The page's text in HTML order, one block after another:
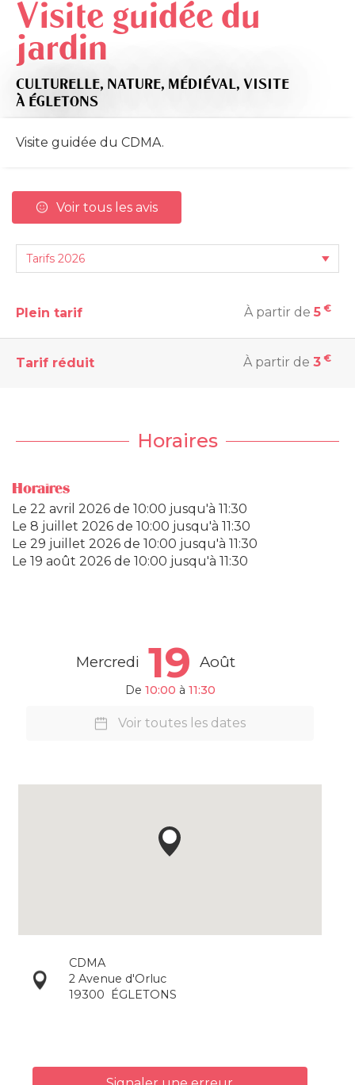
Visite guidée du
jardin
CULTURELLE, NATURE, MÉDIÉVAL, VISITE
À ÉGLETONS
Visite guidée du CDMA.
Voir tous les avis
Plein tarif À partir de 5 €
Tarif réduit À partir de 3 €
Horaires
Horaires
Le 22 avril 2026 de 10:00 jusqu'à 11:30
Le 8 juillet 2026 de 10:00 jusqu'à 11:30
Le 29 juillet 2026 de 10:00 jusqu'à 11:30
Le 19 août 2026 de 10:00 jusqu'à 11:30
Mercredi 19 Août
De 10:00 à 11:30
Voir toutes les dates
CDMA
2 Avenue d'Orluc
19300
ÉGLETONS